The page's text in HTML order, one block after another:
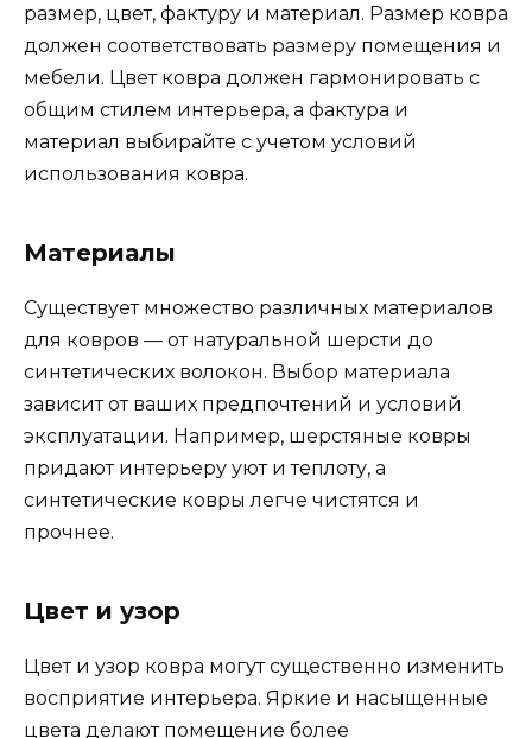
размер, цвет, фактуру и материал. Размер ковра
должен соответствовать размеру помещения и
мебели. Цвет ковра должен гармонировать с
общим стилем интерьера, а фактура и
материал выбирайте с учетом условий
использования ковра.
Материалы
Существует множество различных материалов
для ковров — от натуральной шерсти до
синтетических волокон. Выбор материала
зависит от ваших предпочтений и условий
эксплуатации. Например, шерстяные ковры
придают интерьеру уют и теплоту, а
синтетические ковры легче чистятся и
прочнее.
Цвет и узор
Цвет и узор ковра могут существенно изменить
восприятие интерьера. Яркие и насыщенные
цвета делают помещение более